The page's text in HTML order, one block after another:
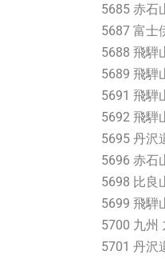
5685 赤石
5687 富士
5688 飛騨
5689 飛騨
5691 飛騨
5692 飛騨
5695 丹沢
5696 赤石
5698 比良
5699 飛騨
5700 九州
5701 丹沢